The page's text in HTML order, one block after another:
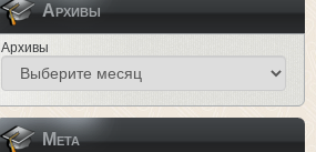
Архивы
Архивы
Мета